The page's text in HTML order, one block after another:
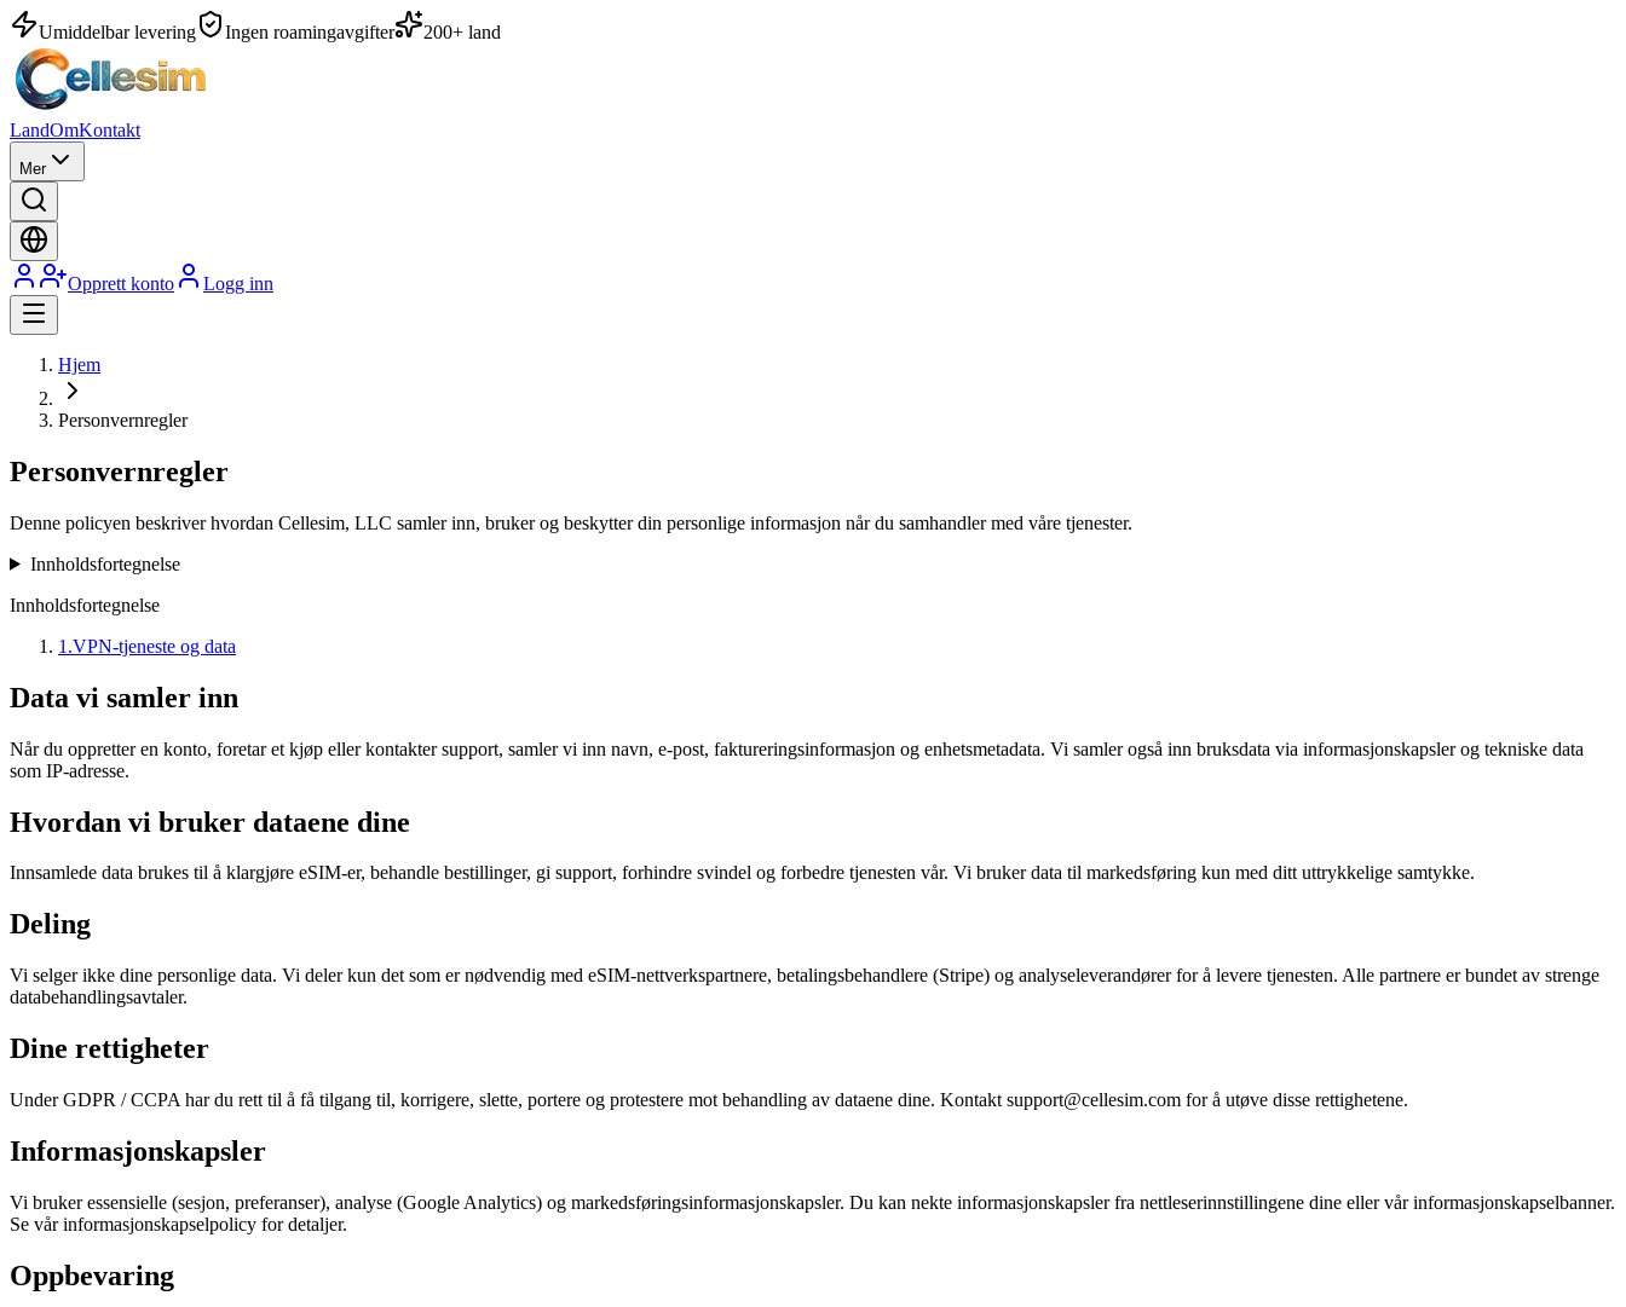
Umiddelbar levering Ingen roaming­avgifter 200+ land
LandOmKontakt
Mer
Opprett konto Logg inn
Hjem
Personvernregler
Personvernregler
Denne policyen beskriver hvordan Cellesim, LLC samler inn, bruker og beskytter din personlige informasjon når du samhandler med våre tjenester.
Innholdsfortegnelse
Innholdsfortegnelse
1 .VPN-tjeneste og data
Data vi samler inn
Når du oppretter en konto, foretar et kjøp eller kontakter support, samler vi inn navn, e-post, faktureringsinformasjon og enhetsmetadata. Vi samler også inn bruksdata via informasjonskapsler og tekniske data
som IP-adresse.
Hvordan vi bruker dataene dine
Innsamlede data brukes til å klargjøre eSIM-er, behandle bestillinger, gi support, forhindre svindel og forbedre tjenesten vår. Vi bruker data til markedsføring kun med ditt uttrykkelige samtykke.
Deling
Vi selger ikke dine personlige data. Vi deler kun det som er nødvendig med eSIM-nettverkspartnere, betalingsbehandlere (Stripe) og analyseleverandører for å levere tjenesten. Alle partnere er bundet av strenge
databehandlingsavtaler.
Dine rettigheter
Under GDPR / CCPA har du rett til å få tilgang til, korrigere, slette, portere og protestere mot behandling av dataene dine. Kontakt support@cellesim.com for å utøve disse rettighetene.
Informasjonskapsler
Vi bruker essensielle (sesjon, preferanser), analyse (Google Analytics) og markedsføringsinformasjonskapsler. Du kan nekte informasjonskapsler fra nettleserinnstillingene dine eller vår informasjonskapselbanner.
Se vår informasjonskapselpolicy for detaljer.
Oppbevaring